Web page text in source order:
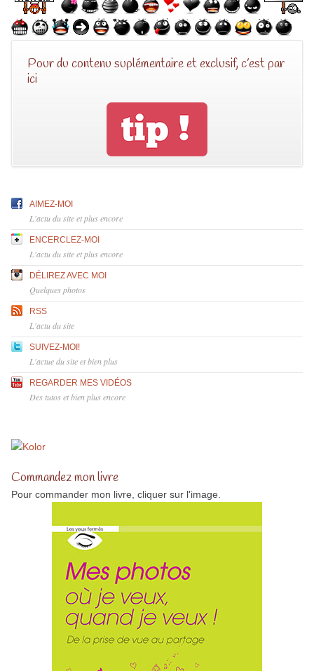
Pour du contenu suplémentaire et exclusif, c’est par
ici
AIMEZ-MOI
L'actu du site et plus encore
ENCERCLEZ-MOI
L'actu du site et plus encore
DÉLIREZ AVEC MOI
Quelques photos
RSS
L'actu du site
SUIVEZ-MOI!
L'actue du site et bien plus
REGARDER MES VIDÉOS
Des tutos et bien plus encore
Commandez mon livre
Pour commander mon livre, cliquer sur l'image.